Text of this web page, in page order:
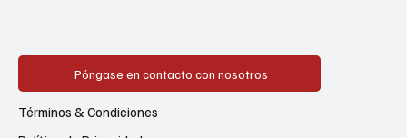
Póngase en contacto con nosotros
Términos & Condiciones